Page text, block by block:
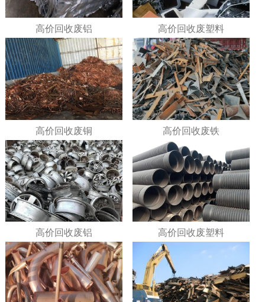
高价回收废铝 高价回收废塑料
高价回收废铜 高价回收废铁
高价回收废铝 高价回收废塑料